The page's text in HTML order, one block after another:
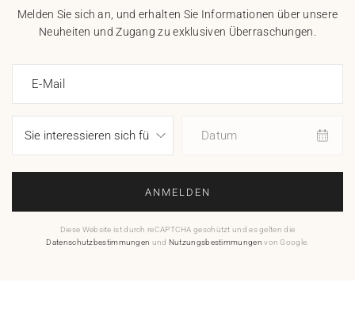
Melden Sie sich an, und erhalten Sie Informationen über unsere
Neuheiten und Zugang zu exklusiven Überraschungen.
E-Mail
Datum
ANMELDEN
Diese Website ist durch reCAPTCHA geschützt und es gelten die
Datenschutzbestimmungen und Nutzungsbestimmungen von Google.